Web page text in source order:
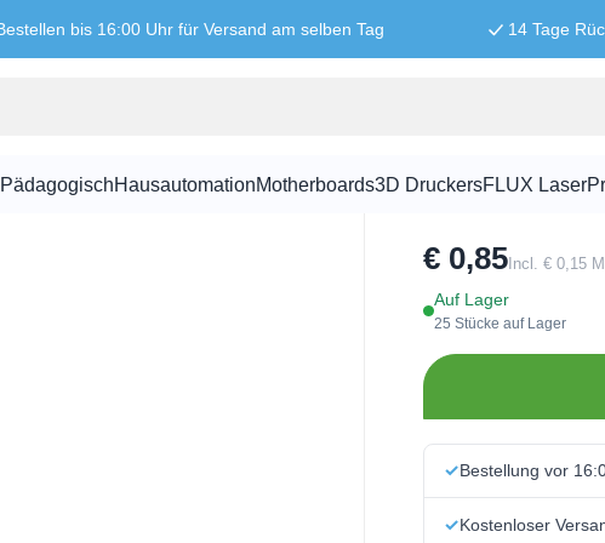
bis 16:00 Uhr für Versand am selben Tag 14 Tage
PädagogischHausautomationMotherboards3D DruckersFLUX Laser
Meter
€ 0,85 Incl. € 0,15
Auf Lager
25 Stücke auf Lager
Bestellung vor
Kostenloser